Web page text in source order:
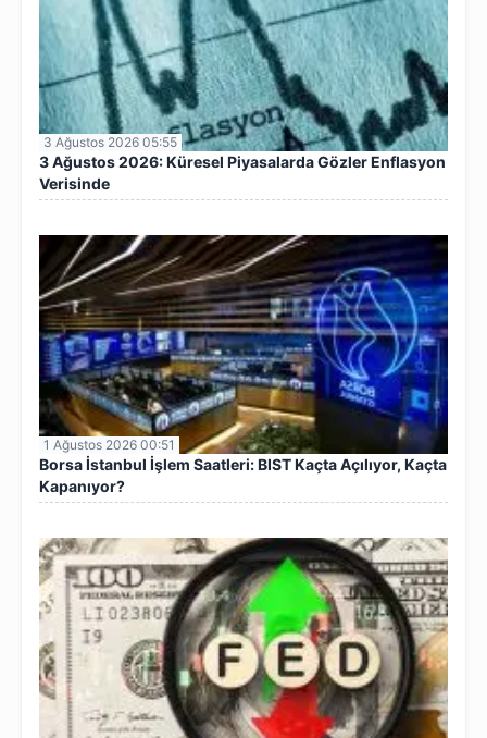
3 Ağustos 2026 05:55
3 Ağustos 2026: Küresel Piyasalarda Gözler Enflasyon
Verisinde
1 Ağustos 2026 00:51
Borsa İstanbul İşlem Saatleri: BIST Kaçta Açılıyor, Kaçta
Kapanıyor?